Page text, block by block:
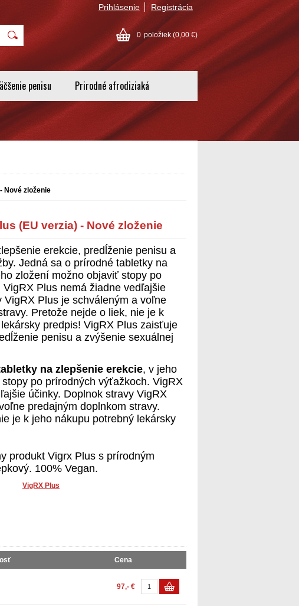
Prihlásenie Registrácia
0 položiek (0,00 €)
penisu Prirodné afrodiziaká
Nové zloženie
(EU verzia) - Nové zloženie
erekcie, predĺženie penisu a
Jedná sa o prírodné tabletky na
zložení možno objaviť stopy po
Plus nemá žiadne vedľajšie
VigRX Plus je schváleným a voľne
Pretože nejde o liek, nie je k
predpis! VigRX Plus zaisťuje
penisu a zvýšenie sexuálnej
na zlepšenie erekcie, v jeho
po prírodných výťažkoch. VigRX
účinky. Doplnok stravy VigRX
predajným doplnkom stravy.
je k jeho nákupu potrebný lekársky
produkt Vigrx Plus s prírodným
100% Vegan.
VigRX Plus
Cena
97,- €